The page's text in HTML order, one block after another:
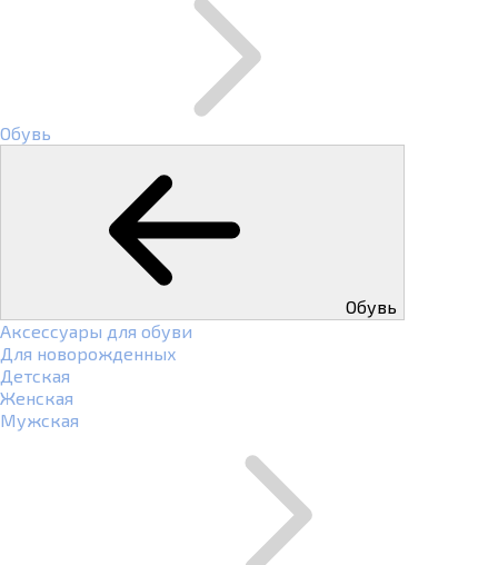
Обувь
Обувь
Аксессуары для обуви
Для новорожденных
Детская
Женская
Мужская